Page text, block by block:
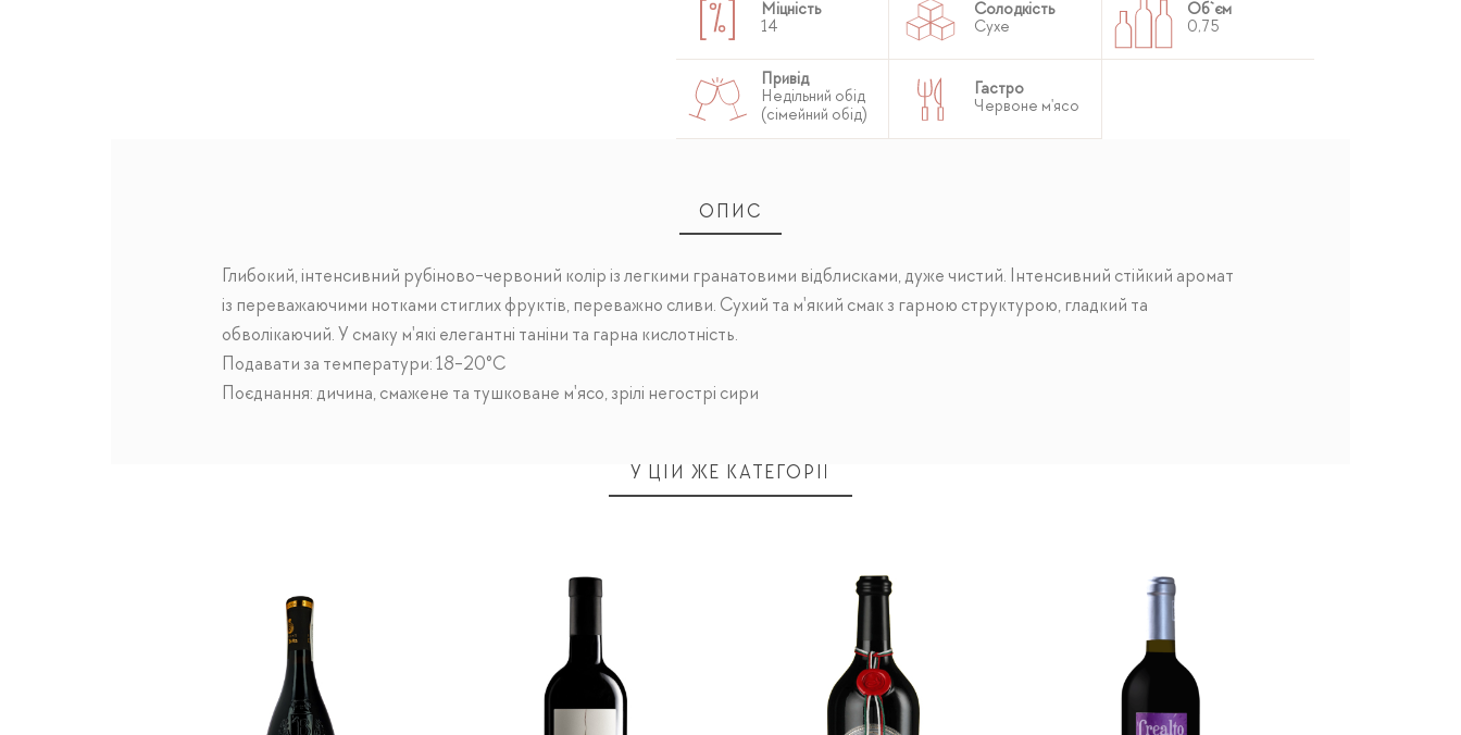
Міцність
14
Солодкість
Сухе
Об`єм
0,75
Привід
Недільний обід
(сімейний обід)
Гастро
Червоне м'ясо
ОПИС
Глибокий, інтенсивний рубіново-червоний колір із легкими гранатовими відблисками, дуже чистий. Інтенсивний стійкий аромат
із переважаючими нотками стиглих фруктів, переважно сливи. Сухий та м'який смак з гарною структурою, гладкий та
обволікаючий. У смаку м'які елегантні таніни та гарна кислотність.
Подавати за температури: 18-20°C
Поєднання: дичина, смажене та тушковане м'ясо, зрілі негострі сири
У ЦІЙ ЖЕ КАТЕГОРІЇ